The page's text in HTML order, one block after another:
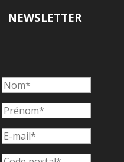
NEWSLETTER